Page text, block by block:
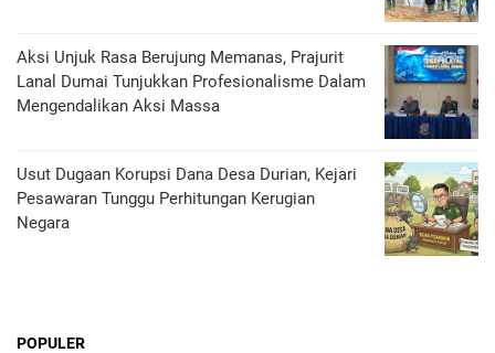
Aksi Unjuk Rasa Berujung Memanas, Prajurit
Lanal Dumai Tunjukkan Profesionalisme Dalam
Mengendalikan Aksi Massa
Usut Dugaan Korupsi Dana Desa Durian, Kejari
Pesawaran Tunggu Perhitungan Kerugian
Negara
POPULER